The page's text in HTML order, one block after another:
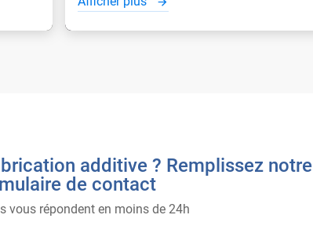
additive ? Remplissez notre
de contact
vous répondent en moins de 24h